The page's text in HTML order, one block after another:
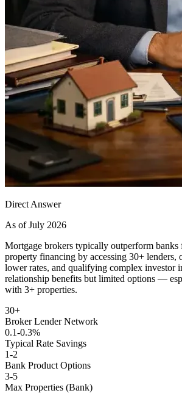
Direct Answer
As of July 2026
Mortgage brokers typically outperform banks
property financing by accessing 30+ lenders,
lower rates, and qualifying complex investor
relationship benefits but limited options —
with 3+ properties.
30+
Broker Lender Network
0.1-0.3%
Typical Rate Savings
1-2
Bank Product Options
3-5
Max Properties (Bank)